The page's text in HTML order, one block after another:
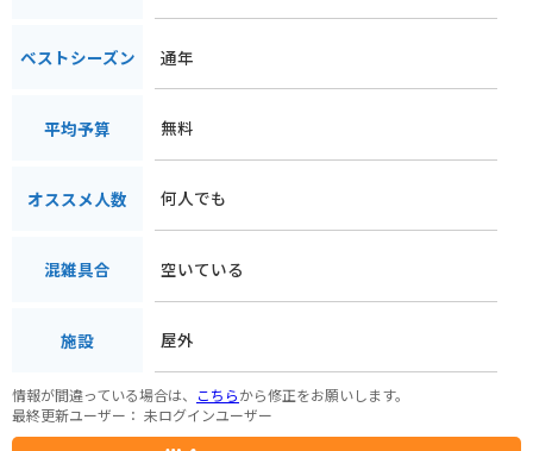
ベストシーズン 通年
平均予算 無料
オススメ人数 何人でも
混雑具合 空いている
施設 屋外
情報が間違っている場合は、 こちらから修正をお願いします。
最終更新ユーザー： 未ログインユーザー